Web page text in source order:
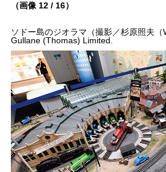
（画像 12 / 16）
ソドー島のジオラマ（撮影／杉原照夫
Gullane (Thomas) Limited.